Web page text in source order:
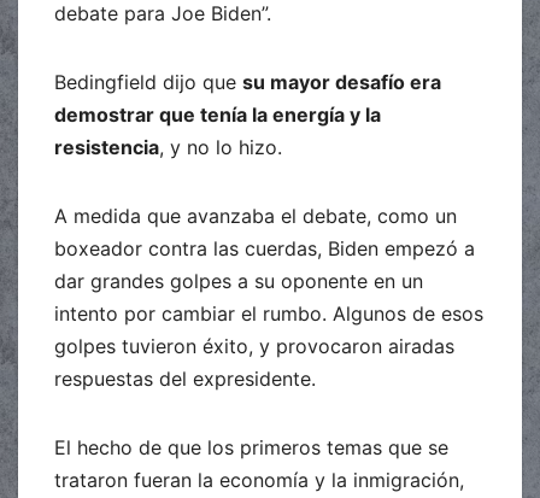
debate para Joe Biden”.
Bedingfield dijo que su mayor desafío era
demostrar que tenía la energía y la
resistencia, y no lo hizo.
A medida que avanzaba el debate, como un
boxeador contra las cuerdas, Biden empezó a
dar grandes golpes a su oponente en un
intento por cambiar el rumbo. Algunos de esos
golpes tuvieron éxito, y provocaron airadas
respuestas del expresidente.
El hecho de que los primeros temas que se
trataron fueran la economía y la inmigración,